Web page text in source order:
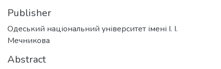
Publisher
Одеський національний університет імені І. І.
Мечникова
Abstract